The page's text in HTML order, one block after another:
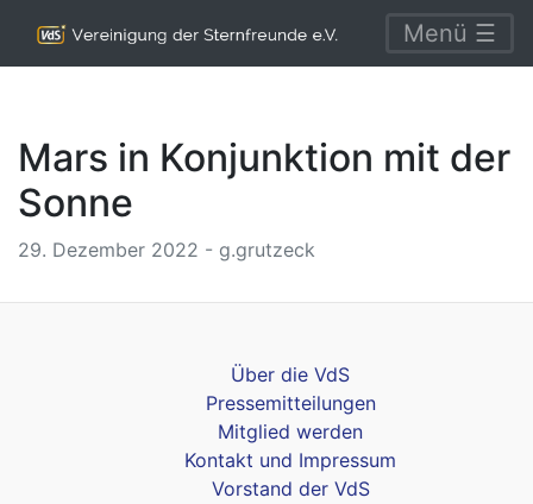
Menü ☰
Mars in Konjunktion mit der
Sonne
29. Dezember 2022 - g.grutzeck
Über die VdS
Pressemitteilungen
Mitglied werden
Kontakt und Impressum
Vorstand der VdS